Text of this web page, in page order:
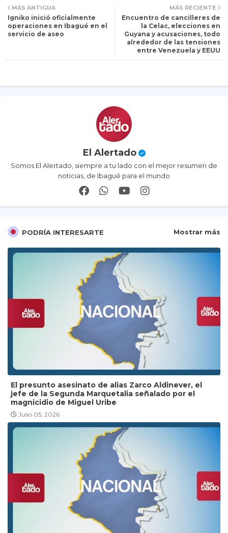
ats
ap
MÁS RECIENTE
Encuentro de cancilleres de
la Celac, elecciones en
Guyana y acusaciones, todo
alrededor de las tensiones
entre Venezuela y EEUU
MÁS ANTIGUA
Igniko inició oficialmente
operaciones en Ibagué en el
servicio de aseo
El Alertado
Somos El Alertado, siempre a tu lado con el mejor resumen de
noticias, de Ibagué para el mundo
PODRÍA INTERESARTE Mostrar más
El presunto asesinato de alias Zarco Aldinever, el
jefe de la Segunda Marquetalia señalado por el
magnicidio de Miguel Uribe
Julio 05, 2026